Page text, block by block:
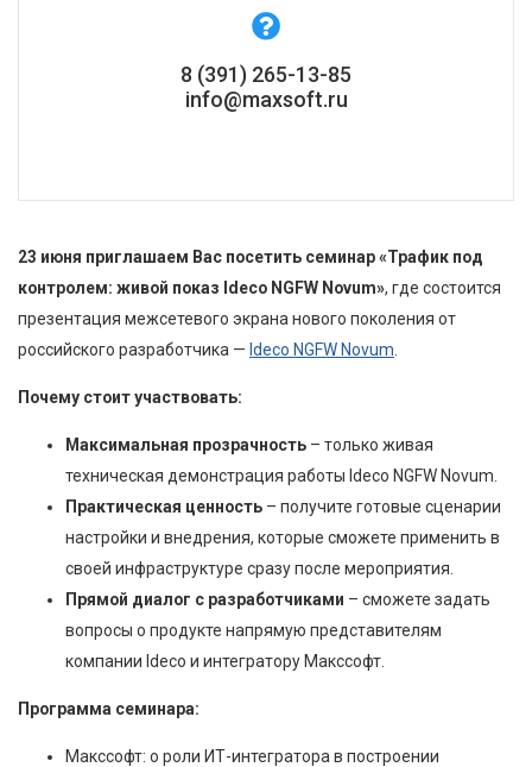
8 (391) 265-13-85
info@maxsoft.ru
23 июня приглашаем Вас посетить семинар «Трафик под
контролем: живой показ Ideco NGFW Novum», где состоится
презентация межсетевого экрана нового поколения от
российского разработчика — Ideco NGFW Novum
Почему стоит участвовать:
Максимальная прозрачность – только живая
техническая демонстрация работы Ideco NGFW Novum.
Практическая ценность – получите готовые сценарии
настройки и внедрения, которые сможете применить в
своей инфраструктуре сразу после мероприятия.
Прямой диалог с разработчиками – сможете задать
вопросы о продукте напрямую представителям
компании Ideco и интегратору Макссофт.
Программа семинара:
Макссофт: о роли ИТ-интегратора в построении